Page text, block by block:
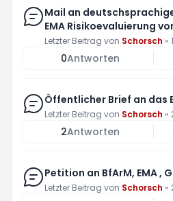
Mail an
EMA Risikoevaluierung
Letzter Beitrag von Schorsch »
0Antworten
Öffentlicher Brief an das
Letzter Beitrag von Schorsch »
2Antworten
Petition an BfArM, EMA ,
Letzter Beitrag von Schorsch »